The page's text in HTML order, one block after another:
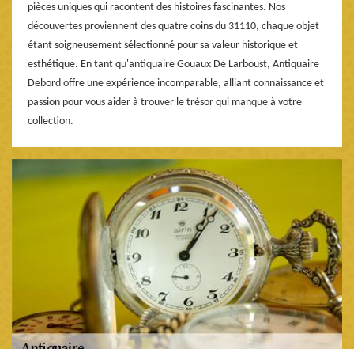
pièces uniques qui racontent des histoires fascinantes. Nos
découvertes proviennent des quatre coins du 31110, chaque objet
étant soigneusement sélectionné pour sa valeur historique et
esthétique. En tant qu'antiquaire Gouaux De Larboust, Antiquaire
Debord offre une expérience incomparable, alliant connaissance et
passion pour vous aider à trouver le trésor qui manque à votre
collection.